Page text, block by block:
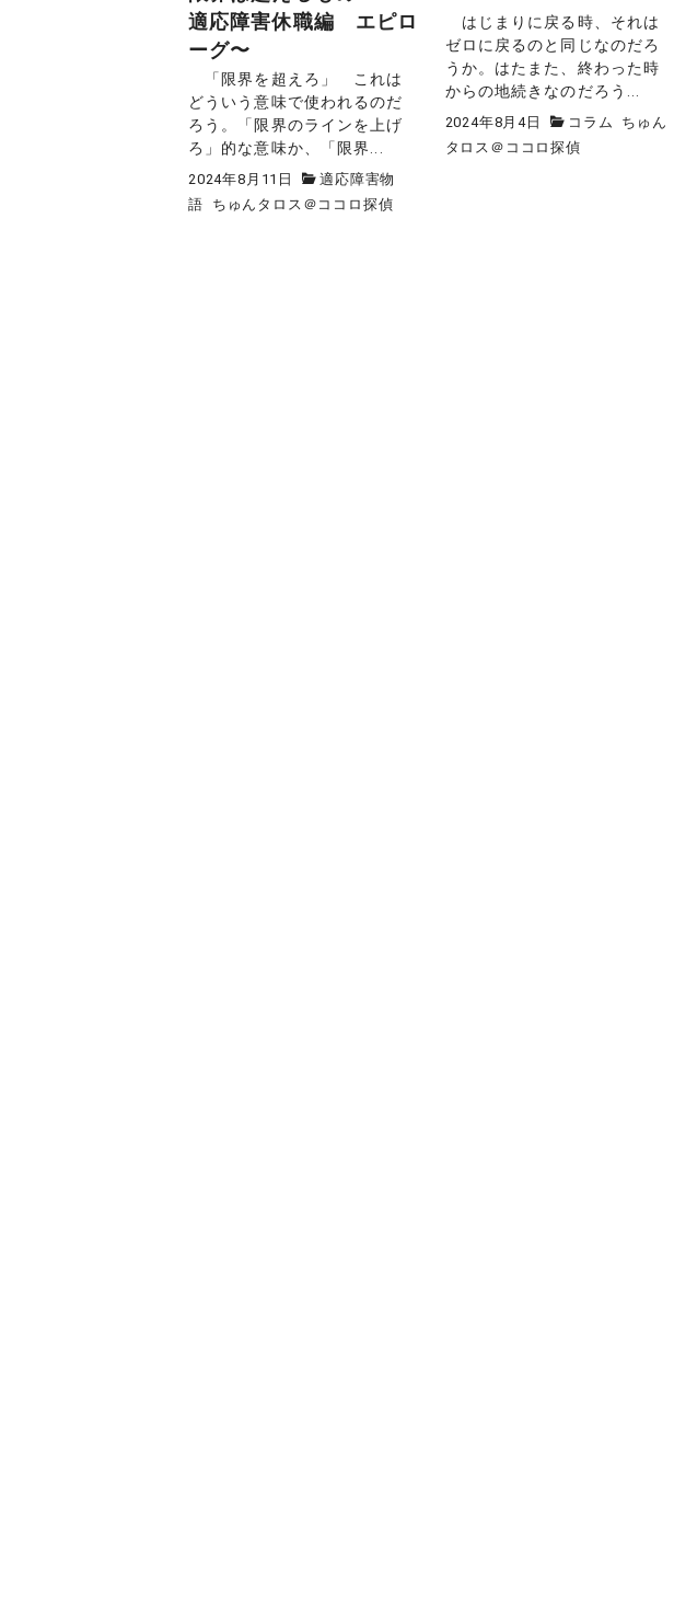
適応障害休職編 エピロ
ーグ〜
「限界を超えろ」 これは
どういう意味で使われるのだ
ろう。「限界のラインを上げ
ろ」的な意味か、「限界...
2024年8月11日
適応障害物
語
ちゅんタロス＠ココロ探偵
はじまりに戻る時、それは
ゼロに戻るのと同じなのだろ
うか。はたまた、終わった時
からの地続きなのだろう...
2024年8月4日 コラム
ちゅん
タロス＠ココロ探偵